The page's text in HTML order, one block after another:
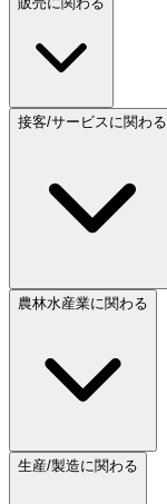
接客/サービスに関わる
農林水産業に関わる
生産/製造に関わる